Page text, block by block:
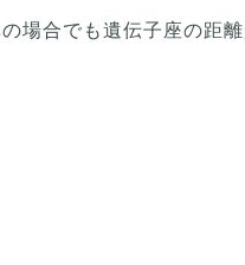
場合でも遺伝子座の距